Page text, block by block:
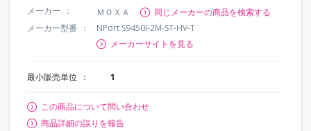
メーカー ＭＯＸＡ
同じメーカーの商品を検索する
メーカー型番
NPort S9450I-2M-ST-HV-T
メーカーサイトを見る
最小販売単位 1
この商品について問い合わせ
商品詳細の誤りを報告